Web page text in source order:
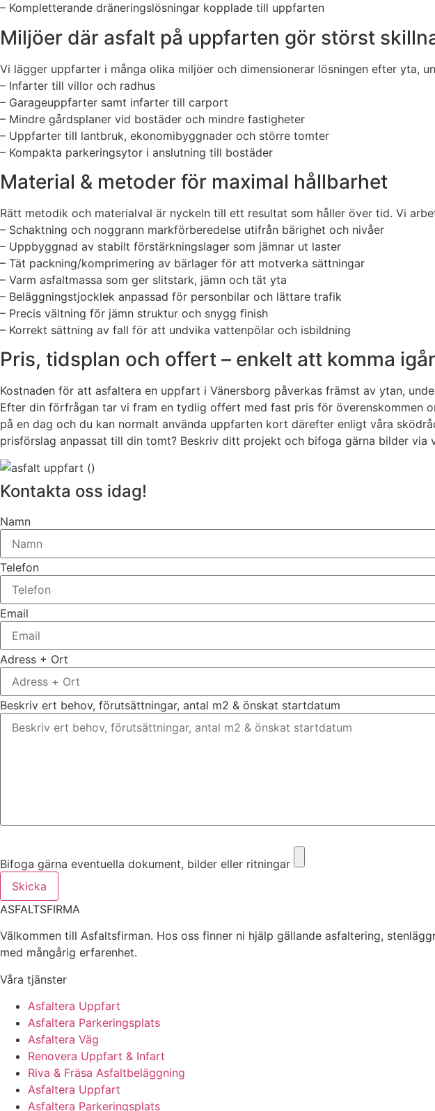
– Kompletterande dräneringslösningar kopplade till uppfarten
Miljöer där asfalt på uppfarten gör störst
Vi lägger uppfarter i många olika miljöer och dimensionerar lösningen efter yta,
– Infarter till villor och radhus
– Garageuppfarter samt infarter till carport
– Mindre gårdsplaner vid bostäder och mindre fastigheter
– Uppfarter till lantbruk, ekonomibyggnader och större tomter
– Kompakta parkeringsytor i anslutning till bostäder
Material & metoder för maximal hållbarhet
Rätt metodik och materialval är nyckeln till ett resultat som håller över tid. Vi
– Schaktning och noggrann markförberedelse utifrån bärighet och nivåer
– Uppbyggnad av stabilt förstärkningslager som jämnar ut laster
– Tät packning/komprimering av bärlager för att motverka sättningar
– Varm asfaltmassa som ger slitstark, jämn och tät yta
– Beläggningstjocklek anpassad för personbilar och lättare trafik
– Precis vältning för jämn struktur och snygg finish
– Korrekt sättning av fall för att undvika vattenpölar och isbildning
Pris, tidsplan och offert – enkelt att komma
Kostnaden för att asfaltera en uppfart i Vänersborg påverkas främst av ytan,
Efter din förfrågan tar vi fram en tydlig offert med fast pris för överenskommen
på en dag och du kan normalt använda uppfarten kort därefter enligt våra
prisförslag anpassat till din tomt? Beskriv ditt projekt och bifoga gärna bilder
Kontakta oss idag!
Namn
Telefon
Email
Adress + Ort
Beskriv ert behov, förutsättningar, antal m2 & önskat startdatum
Bifoga gärna eventuella dokument, bilder eller ritningar
Skicka
ASFALTSFIRMA
Välkommen till Asfaltsfirman. Hos oss finner ni hjälp gällande asfaltering,
med mångårig erfarenhet.
Våra tjänster
Asfaltera Uppfart
Asfaltera Parkeringsplats
Asfaltera Väg
Renovera Uppfart & Infart
Riva & Fräsa Asfaltbeläggning
Asfaltera Uppfart
Asfaltera Parkeringsplats